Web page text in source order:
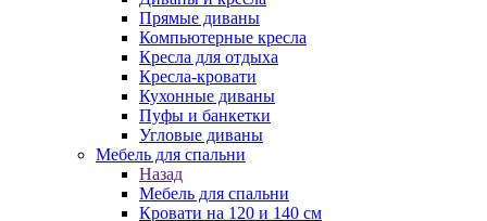
Прямые диваны
Компьютерные кресла
Кресла для отдыха
Кресла-кровати
Кухонные диваны
Пуфы и банкетки
Угловые диваны
Мебель для спальни
Назад
Мебель для спальни
Кровати на 120 и 140 см